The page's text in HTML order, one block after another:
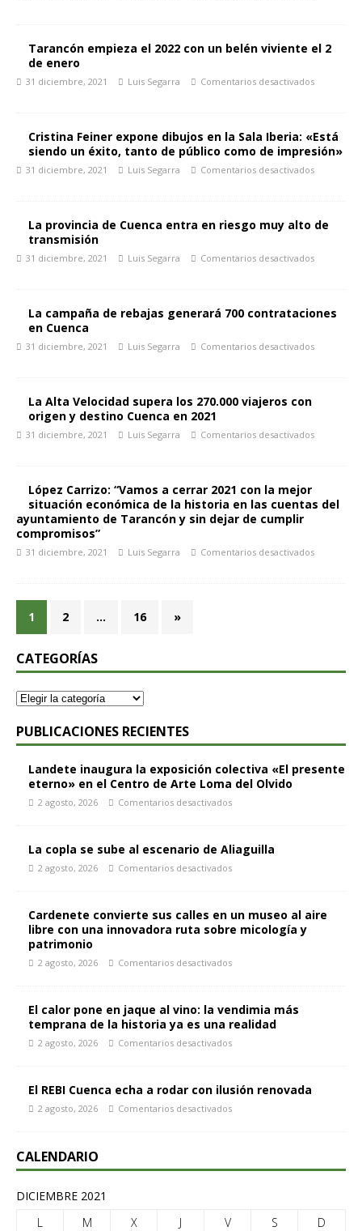
Tarancón empieza el 2022 con un belén viviente el 2
de enero
31 diciembre, 2021 Luis Segarra Comentarios desactivados
Cristina Feiner expone dibujos en la Sala Iberia: «Está
siendo un éxito, tanto de público como de impresión»
31 diciembre, 2021 Luis Segarra Comentarios desactivados
La provincia de Cuenca entra en riesgo muy alto de
transmisión
31 diciembre, 2021 Luis Segarra Comentarios desactivados
La campaña de rebajas generará 700 contrataciones
en Cuenca
31 diciembre, 2021 Luis Segarra Comentarios desactivados
La Alta Velocidad supera los 270.000 viajeros con
origen y destino Cuenca en 2021
31 diciembre, 2021 Luis Segarra Comentarios desactivados
López Carrizo: “Vamos a cerrar 2021 con la mejor
situación económica de la historia en las cuentas del
ayuntamiento de Tarancón y sin dejar de cumplir
compromisos”
31 diciembre, 2021 Luis Segarra Comentarios desactivados
1 2 … 16 »
CATEGORÍAS
PUBLICACIONES RECIENTES
Landete inaugura la exposición colectiva «El presente
eterno» en el Centro de Arte Loma del Olvido
2 agosto, 2026 Comentarios desactivados
La copla se sube al escenario de Aliaguilla
2 agosto, 2026 Comentarios desactivados
Cardenete convierte sus calles en un museo al aire
libre con una innovadora ruta sobre micología y
patrimonio
2 agosto, 2026 Comentarios desactivados
El calor pone en jaque al vino: la vendimia más
temprana de la historia ya es una realidad
2 agosto, 2026 Comentarios desactivados
El REBI Cuenca echa a rodar con ilusión renovada
2 agosto, 2026 Comentarios desactivados
CALENDARIO
DICIEMBRE 2021
L
M X J V S
D